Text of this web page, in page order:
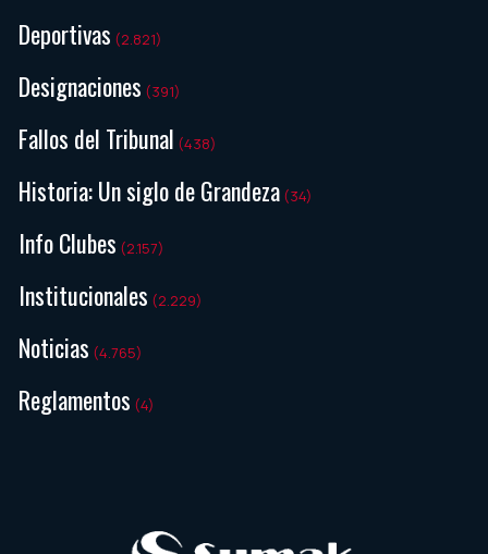
Deportivas (2.821)
Designaciones (391)
Fallos del Tribunal (438)
Historia: Un siglo de Grandeza (34)
Info Clubes (2.157)
Institucionales (2.229)
Noticias (4.765)
Reglamentos (4)